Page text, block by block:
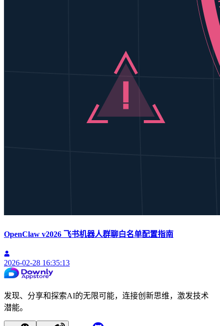
OpenClaw v2026 飞书机器人群聊白名单配置指南
2026-02-28 16:35:13
发现、分享和探索AI的无限可能，连接创新思维，激发技术
潜能。